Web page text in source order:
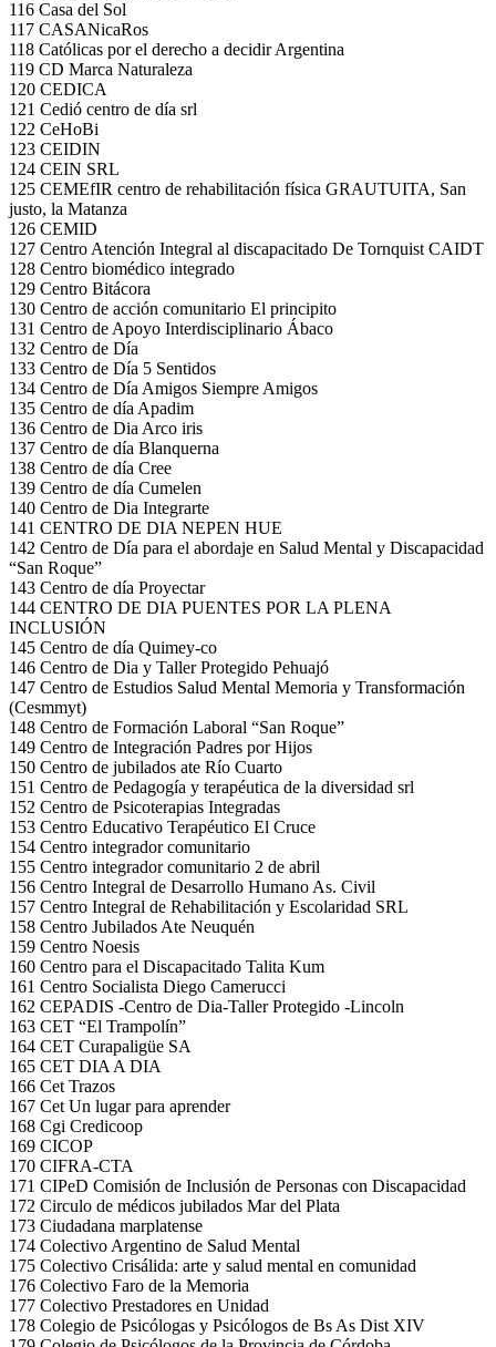
116 Casa del Sol
117 CASANicaRos
118 Católicas por el derecho a decidir Argentina
119 CD Marca Naturaleza
120 CEDICA
121 Cedió centro de día srl
122 CeHoBi
123 CEIDIN
124 CEIN SRL
125 CEMEfIR centro de rehabilitación física GRAUTUITA, San
justo, la Matanza
126 CEMID
127 Centro Atención Integral al discapacitado De Tornquist CAIDT
128 Centro biomédico integrado
129 Centro Bitácora
130 Centro de acción comunitario El principito
131 Centro de Apoyo Interdisciplinario Ábaco
132 Centro de Día
133 Centro de Día 5 Sentidos
134 Centro de Día Amigos Siempre Amigos
135 Centro de día Apadim
136 Centro de Dia Arco iris
137 Centro de día Blanquerna
138 Centro de día Cree
139 Centro de día Cumelen
140 Centro de Dia Integrarte
141 CENTRO DE DIA NEPEN HUE
142 Centro de Día para el abordaje en Salud Mental y Discapacidad
“San Roque”
143 Centro de día Proyectar
144 CENTRO DE DIA PUENTES POR LA PLENA
INCLUSIÓN
145 Centro de día Quimey-co
146 Centro de Dia y Taller Protegido Pehuajó
147 Centro de Estudios Salud Mental Memoria y Transformación
(Cesmmyt)
148 Centro de Formación Laboral “San Roque”
149 Centro de Integración Padres por Hijos
150 Centro de jubilados ate Río Cuarto
151 Centro de Pedagogía y terapéutica de la diversidad srl
152 Centro de Psicoterapias Integradas
153 Centro Educativo Terapéutico El Cruce
154 Centro integrador comunitario
155 Centro integrador comunitario 2 de abril
156 Centro Integral de Desarrollo Humano As. Civil
157 Centro Integral de Rehabilitación y Escolaridad SRL
158 Centro Jubilados Ate Neuquén
159 Centro Noesis
160 Centro para el Discapacitado Talita Kum
161 Centro Socialista Diego Camerucci
162 CEPADIS -Centro de Dia-Taller Protegido -Lincoln
163 CET “El Trampolín”
164 CET Curapaligüe SA
165 CET DIA A DIA
166 Cet Trazos
167 Cet Un lugar para aprender
168 Cgi Credicoop
169 CICOP
170 CIFRA-CTA
171 CIPeD Comisión de Inclusión de Personas con Discapacidad
172 Circulo de médicos jubilados Mar del Plata
173 Ciudadana marplatense
174 Colectivo Argentino de Salud Mental
175 Colectivo Crisálida: arte y salud mental en comunidad
176 Colectivo Faro de la Memoria
177 Colectivo Prestadores en Unidad
178 Colegio de Psicólogas y Psicólogos de Bs As Dist XIV